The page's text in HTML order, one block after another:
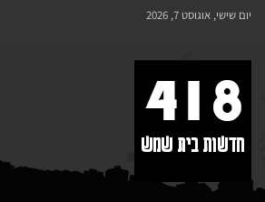
לתוכן
יום שישי, אוגוסט 7, 2026
כל מה שחדש ומעניין בבית שמש בכלל והחרדית בפרט